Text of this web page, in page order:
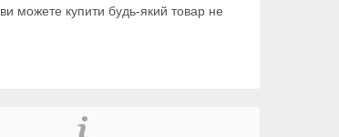
можете купити будь-який товар не